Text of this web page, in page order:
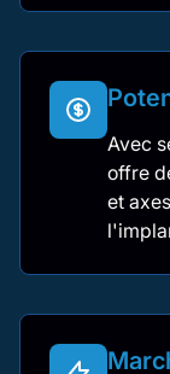
Avec
offre
et